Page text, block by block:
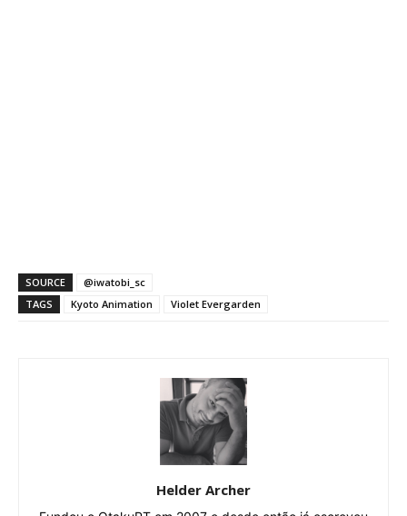
SOURCE
@iwatobi_sc
TAGS
Kyoto Animation Violet Evergarden
Helder Archer